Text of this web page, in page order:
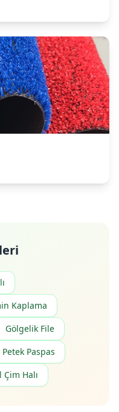
Kaplama
Gölgelik File
Petek Paspas
Halı